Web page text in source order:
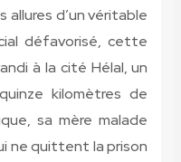
allures d’un véritable
défavorisé, cette
à la cité Hélal, un
kilomètres de
sa mère malade
ne quittent la prison